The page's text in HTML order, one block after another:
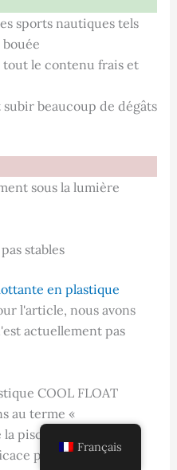
sports nautiques tels
le contenu frais et
beaucoup de dégâts
sous la lumière
stables
en plastique
l'article, nous avons
actuellement pas
COOL FLOAT
au terme «
piscine ». Cette
peut transporter
Français